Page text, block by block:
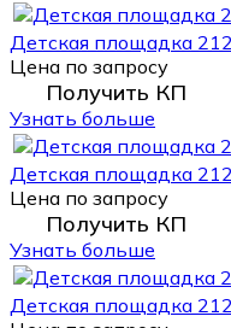
Детская площадка
Цена по запросу
Получить КП
Узнать больше
Детская площадка
Цена по запросу
Получить КП
Узнать больше
Детская площадка